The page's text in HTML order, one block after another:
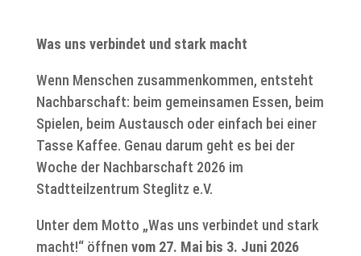
Was uns verbindet und stark macht
Wenn Menschen zusammenkommen, entsteht
Nachbarschaft: beim gemeinsamen Essen, beim
Spielen, beim Austausch oder einfach bei einer
Tasse Kaffee. Genau darum geht es bei der
Woche der Nachbarschaft 2026 im
Stadtteilzentrum Steglitz e.V.
Unter dem Motto „Was uns verbindet und stark
macht!“ öffnen vom 27. Mai bis 3. Juni 2026